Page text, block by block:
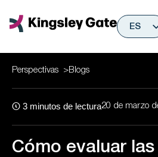
contenido
ES
Perspectivas >Blogs
3 minutos de lectura20 de marzo
Cómo evaluar las